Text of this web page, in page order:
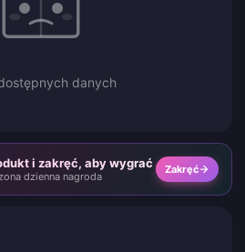
danych
i zakręć, aby wygrać
dzienna nagroda
Zakręć